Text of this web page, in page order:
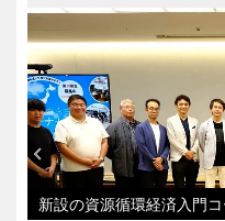
新設の資源循環経済入門